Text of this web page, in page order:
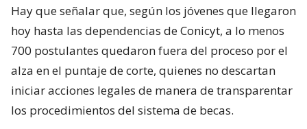
Hay que señalar que, según los jóvenes que llegaron
hoy hasta las dependencias de Conicyt, a lo menos
700 postulantes quedaron fuera del proceso por el
alza en el puntaje de corte, quienes no descartan
iniciar acciones legales de manera de transparentar
los procedimientos del sistema de becas.